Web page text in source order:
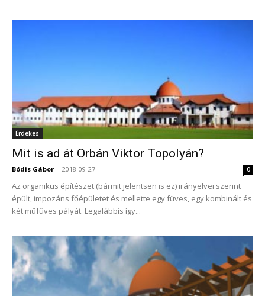
Érdekes
Mit is ad át Orbán Viktor Topolyán?
Bódis Gábor - 2018-09-27 0
Az organikus építészet (bármit jelentsen is ez) irányelvei szerint
épült, impozáns főépületet és mellette egy füves, egy kombinált és
két műfüves pályát. Legalábbis így...